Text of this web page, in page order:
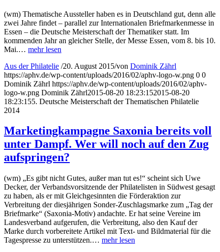
(wm) Thematische Aussteller haben es in Deutschland gut, denn alle
zwei Jahre findet – parallel zur Internationalen Briefmarkenmesse in
Essen – die Deutsche Meisterschaft der Thematiker statt. Im
kommenden Jahr an gleicher Stelle, der Messe Essen, vom 8. bis 10.
Mai.… mehr lesen
Aus der Philatelie /20. August 2015/von Dominik Zährl
https://aphv.de/wp-content/uploads/2016/02/aphv-logo-w.png 0 0
Dominik Zährl https://aphv.de/wp-content/uploads/2016/02/aphv-
logo-w.png Dominik Zährl2015-08-20 18:23:152015-08-20
18:23:155. Deutsche Meisterschaft der Thematischen Philatelie
2014
Marketingkampagne Saxonia bereits voll
unter Dampf. Wer will noch auf den Zug
aufspringen?
(wm) „Es gibt nicht Gutes, außer man tut es!“ scheint sich Uwe
Decker, der Verbandsvorsitzende der Philatelisten in Südwest gesagt
zu haben, als er mit Gleichgesinnten die Förderaktion zur
Verbreitung der diesjährigen Sonder-Zuschlagsmarke zum „Tag der
Briefmarke“ (Saxonia-Motiv) andachte. Er hat seine Vereine im
Landesverband aufgerufen, die Verbreitung, also den Kauf der
Marke durch vorbereitete Artikel mit Text- und Bildmaterial für die
Tagespresse zu unterstützen.… mehr lesen